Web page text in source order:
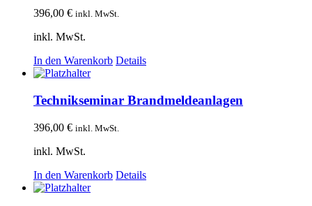
396,00 € inkl. MwSt.
inkl. MwSt.
In den Warenkorb Details
Technikseminar Brandmeldeanlagen
396,00 € inkl. MwSt.
inkl. MwSt.
In den Warenkorb Details